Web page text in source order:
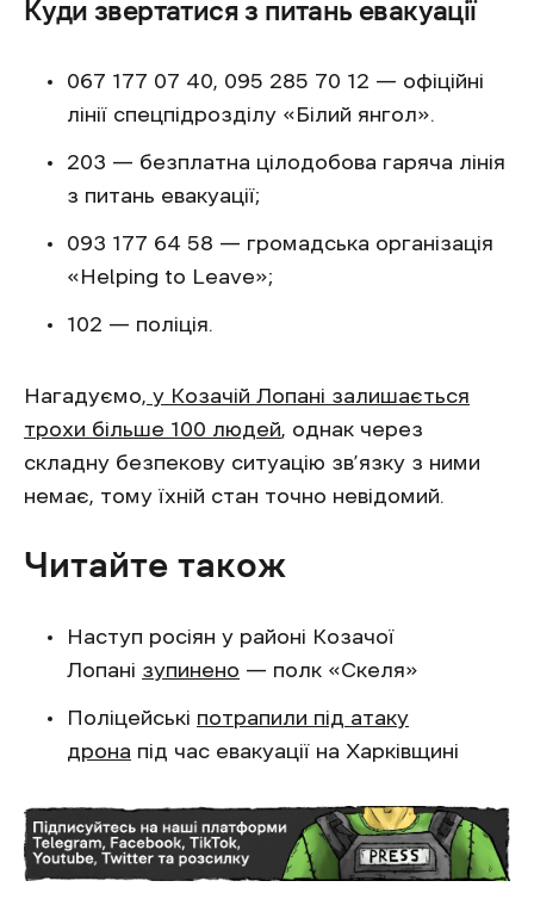
Куди звертатися з питань евакуації
067 177 07 40, 095 285 70 12 — офіційні
лінії спецпідрозділу «Білий янгол».
203 — безплатна цілодобова гаряча лінія
з питань евакуації;
093 177 64 58 — громадська організація
«Helping to Leave»;
102 — поліція.
Нагадуємо, у Козачій Лопані залишається
трохи більше 100 людей, однак через
складну безпекову ситуацію зв’язку з ними
немає, тому їхній стан точно невідомий.
Читайте також
Наступ росіян у районі Козачої
Лопані зупинено — полк «Скеля»
Поліцейські потрапили під атаку
дрона під час евакуації на Харківщині